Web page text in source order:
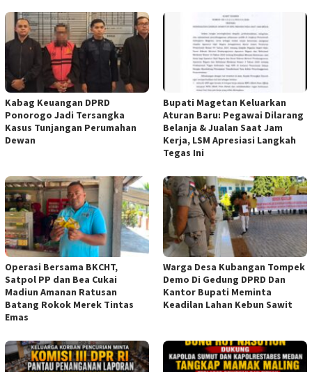
Kabag Keuangan DPRD
Ponorogo Jadi Tersangka
Kasus Tunjangan Perumahan
Dewan
Bupati Magetan Keluarkan
Aturan Baru: Pegawai Dilarang
Belanja & Jualan Saat Jam
Kerja, LSM Apresiasi Langkah
Tegas Ini
Operasi Bersama BKCHT,
Satpol PP dan Bea Cukai
Madiun Amanan Ratusan
Batang Rokok Merek Tintas
Emas
Warga Desa Kubangan Tompek
Demo Di Gedung DPRD Dan
Kantor Bupati Meminta
Keadilan Lahan Kebun Sawit